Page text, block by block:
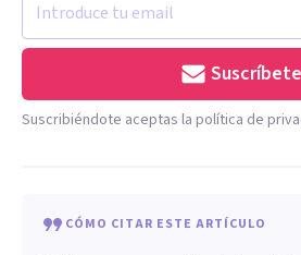
Suscríbete
Suscribiéndote aceptas la política de
CÓMO CITAR ESTE ARTÍCULO